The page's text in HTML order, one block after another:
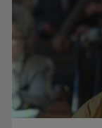
Piesa Angelei
acum în inimile ...